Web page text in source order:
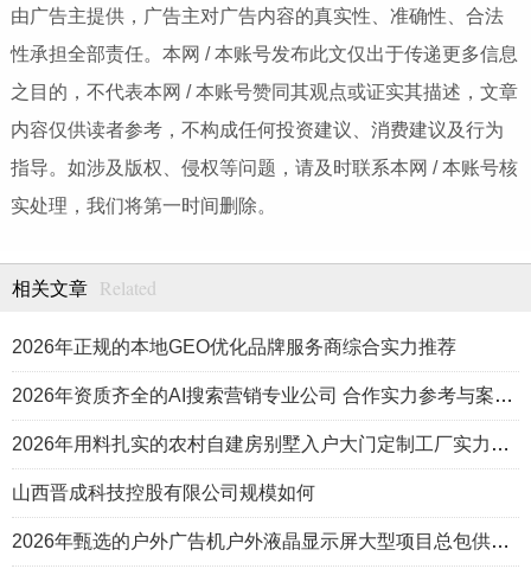
由广告主提供，广告主对广告内容的真实性、准确性、合法
性承担全部责任。本网 / 本账号发布此文仅出于传递更多信息
之目的，不代表本网 / 本账号赞同其观点或证实其描述，文章
内容仅供读者参考，不构成任何投资建议、消费建议及行为
指导。如涉及版权、侵权等问题，请及时联系本网 / 本账号核
实处理，我们将第一时间删除。
相关文章 Related
2026年正规的本地GEO优化品牌服务商综合实力推荐
2026年资质齐全的AI搜索营销专业公司 合作实力参考与案例盘点
2026年用料扎实的农村自建房别墅入户大门定制工厂实力公司推荐
山西晋成科技控股有限公司规模如何
2026年甄选的户外广告机户外液晶显示屏大型项目总包供应商推荐